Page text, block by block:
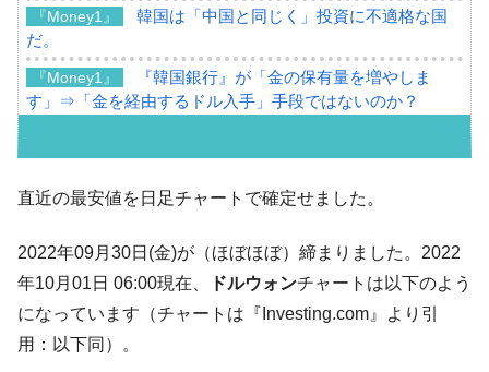
『Money1』
韓国は「中国と同じく」投資に不適格な国
だ。
『Money1』
『韓国銀行』が「金の保有量を増やしま
す」⇒「金を経由するドル入手」手段ではないのか？
ル」まで拡大 ⇒ 海外資金の動きに強く左右される状態
『Money1』
韓国･帰ってきた李在明。李在明を支持しな
『Money1』
韓国大統領府ボンクラ政策室長が告発され
た ⇒ 国家が行った恐るべき株価操作であり、空前の国政壟
断
『Money1』
直近の最安値を日足チャートで確定せました。
2022年09月30日(金)が（ほぼほぼ）締まりました。2022
年10月01日 06:00現在、
ドルウォンチャートは以下のよう
になっています（チャートは『Investing.com』より引
用：以下同）。